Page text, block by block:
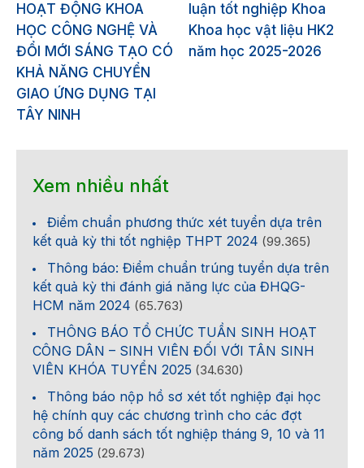
HOẠT ĐỘNG KHOA
HỌC CÔNG NGHỆ VÀ
ĐỔI MỚI SÁNG TẠO CÓ
KHẢ NĂNG CHUYỂN
GIAO ỨNG DỤNG TẠI
TÂY NINH
luận tốt nghiệp Khoa
Khoa học vật liệu HK2
năm học 2025-2026
Xem nhiều nhất
Điểm chuẩn phương thức xét tuyển dựa trên
kết quả kỳ thi tốt nghiệp THPT 2024 (99.365)
Thông báo: Điểm chuẩn trúng tuyển dựa trên
kết quả kỳ thi đánh giá năng lực của ĐHQG-
HCM năm 2024 (65.763)
THÔNG BÁO TỔ CHỨC TUẦN SINH HOẠT
CÔNG DÂN – SINH VIÊN ĐỐI VỚI TÂN SINH
VIÊN KHÓA TUYỂN 2025 (34.630)
Thông báo nộp hồ sơ xét tốt nghiệp đại học
hệ chính quy các chương trình cho các đợt
công bố danh sách tốt nghiệp tháng 9, 10 và 11
năm 2025 (29.673)